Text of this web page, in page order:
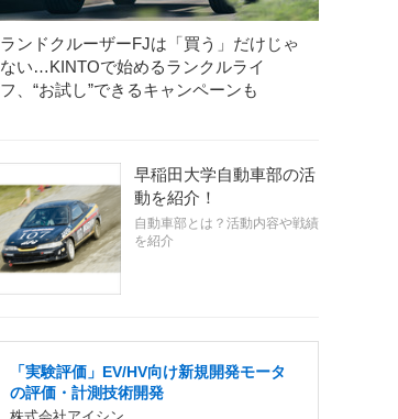
ランドクルーザーFJは「買う」だけじゃ
ない…KINTOで始めるランクルライ
フ、“お試し”できるキャンペーンも
早稲田大学自動車部の活
動を紹介！
自動車部とは？活動内容や戦績
を紹介
「実験評価」EV/HV向け新規開発モータ
の評価・計測技術開発